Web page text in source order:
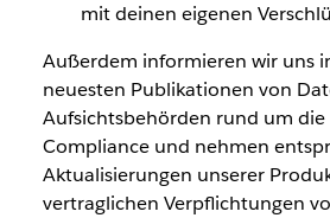
mit deinen eigenen
Außerdem informieren wir uns
neuesten Publikationen von
Aufsichtsbehörden rund um die
Compliance und nehmen
Aktualisierungen unserer
vertraglichen Verpflichtungen